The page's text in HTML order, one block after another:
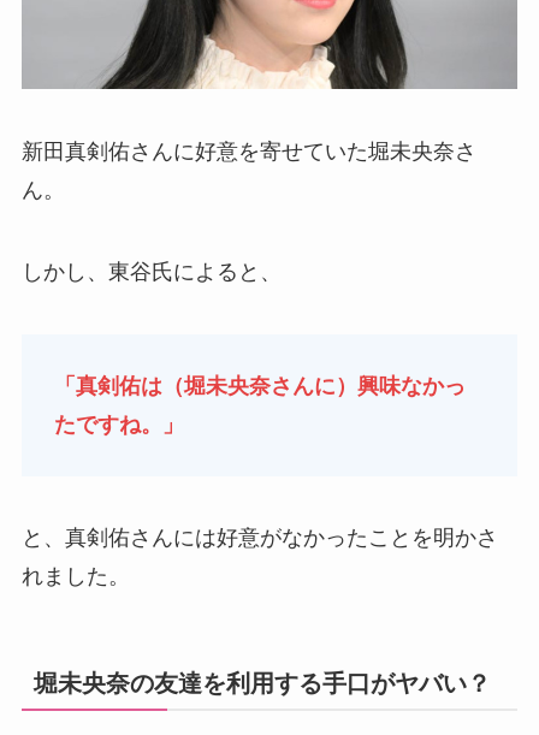
新田真剣佑さんに好意を寄せていた堀未央奈さ
ん。
しかし、東谷氏によると、
「真剣佑は（堀未央奈さんに）興味なかっ
たですね。」
と、真剣佑さんには好意がなかったことを明かさ
れました。
堀未央奈の友達を利用する手口がヤバい？